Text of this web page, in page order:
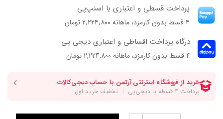
پرداخت قسطی و اعتباری با اسنپ‌پی
۴ قسط بدون کارمزد، ماهانه ۲٬۲۲۴٬۸۰۰ تومان
درگاه پرداخت اقساطی و اعتباری دیجی پی
۴ قسط بدون کارمزد، ماهانه 2,224,800 تومان